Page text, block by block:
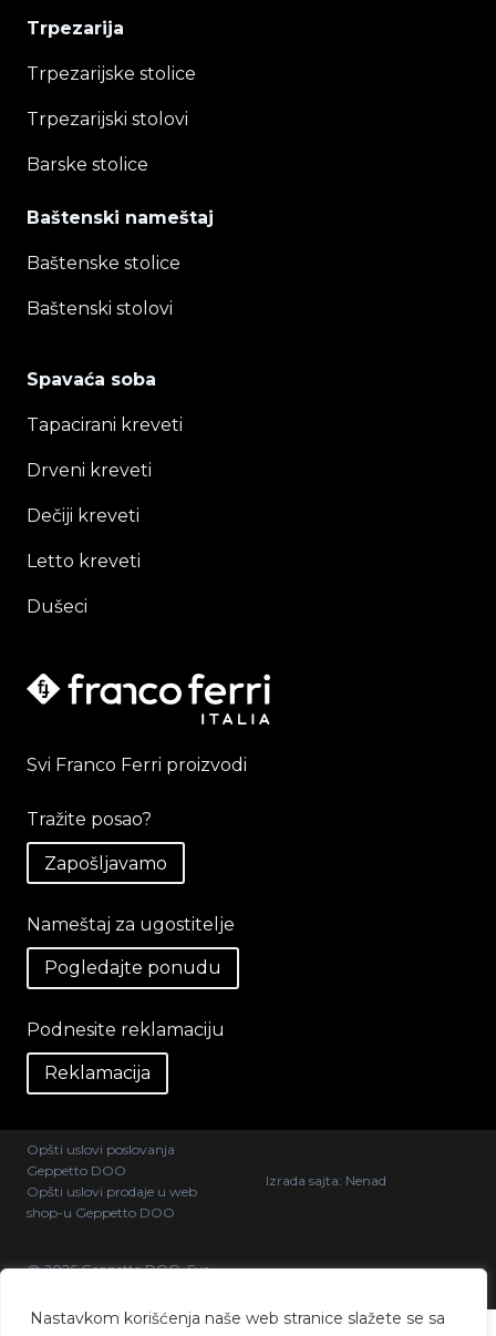
Nastavkom korišćenja naše web stranice slažete se sa
Trpezarija
Trpezarijske stolice
Trpezarijski stolovi
Barske stolice
Baštenski nameštaj
Baštenske stolice
Baštenski stolovi
Spavaća soba
Tapacirani kreveti
Drveni kreveti
Dečiji kreveti
Letto kreveti
Dušeci
Svi Franco Ferri proizvodi
Tražite posao?
Zapošljavamo
Nameštaj za ugostitelje
Pogledajte ponudu
Podnesite reklamaciju
Reklamacija
Opšti uslovi poslovanja
Geppetto DOO
Opšti uslovi prodaje u web
shop-u Geppetto DOO
Izrada sajta: Nenad
@ 2026 Geppetto DOO. Sva